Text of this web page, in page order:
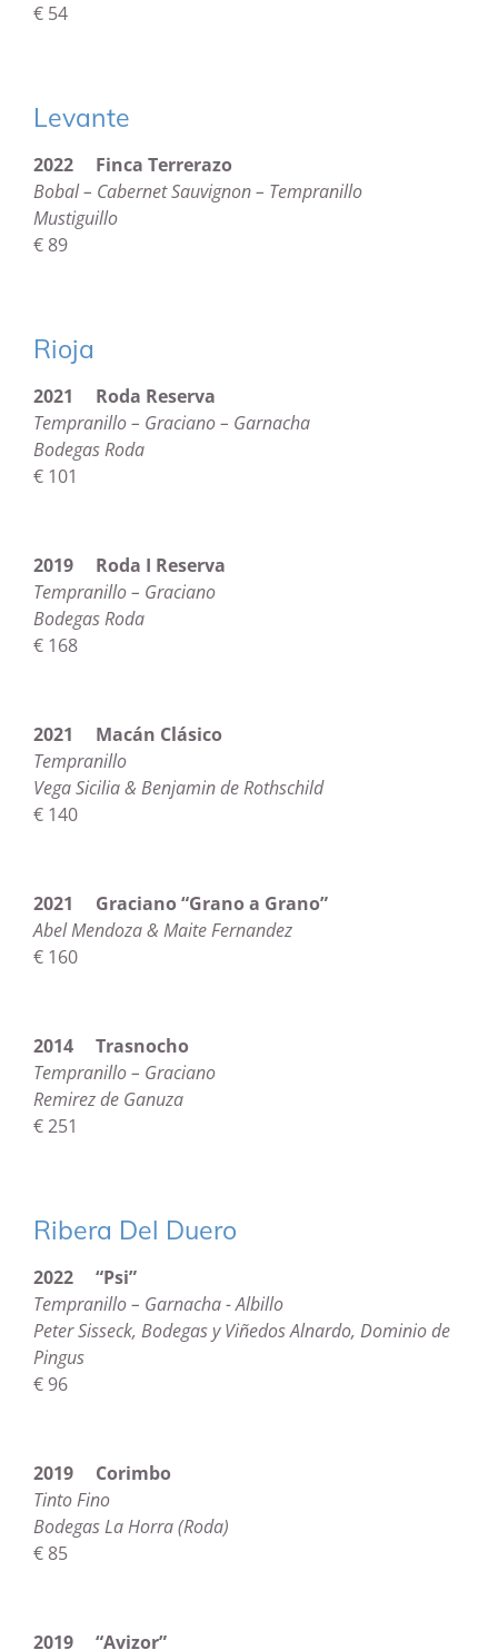
€ 54
Levante
2022 Finca Terrerazo
Bobal – Cabernet Sauvignon – Tempranillo
Mustiguillo
€ 89
Rioja
2021 Roda Reserva
Tempranillo – Graciano – Garnacha
Bodegas Roda
€ 101
2019 Roda I Reserva
Tempranillo – Graciano
Bodegas Roda
€ 168
2021 Macán Clásico
Tempranillo
Vega Sicilia & Benjamin de Rothschild
€ 140
2021 Graciano “Grano a Grano”
Abel Mendoza & Maite Fernandez
€ 160
2014 Trasnocho
Tempranillo – Graciano
Remirez de Ganuza
€ 251
Ribera Del Duero
2022 “Psi”
Tempranillo – Garnacha - Albillo
Peter Sisseck, Bodegas y Viñedos Alnardo, Dominio de
Pingus
€ 96
2019 Corimbo
Tinto Fino
Bodegas La Horra (Roda)
€ 85
2019 “Avizor”